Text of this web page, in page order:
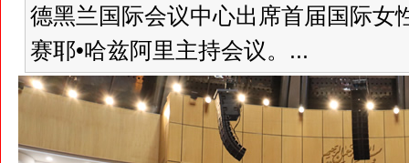
德黑兰国际会议中心出席首届国际女
赛耶•哈兹阿里主持会议。...